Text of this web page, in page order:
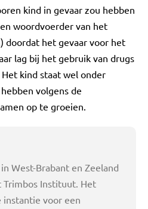
kind in gevaar zou hebben
woordvoerder van het
doordat het gevaar voor het
lag bij het gebruik van drugs
kind staat wel onder
volgens de
op te groeien.
West-Brabant en Zeeland
Instituut. Het
voor een